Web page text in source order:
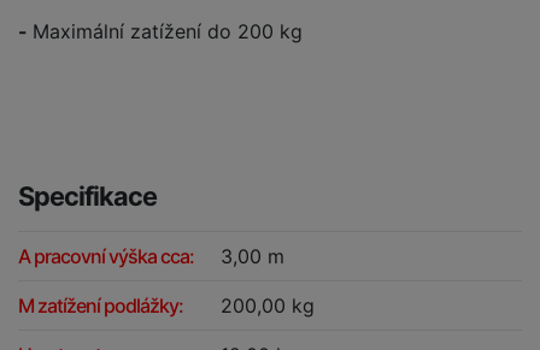
- Maximální zatížení do 200 kg
Specifikace
A pracovní výška cca: 3,00 m
M zatížení podlážky: 200,00 kg